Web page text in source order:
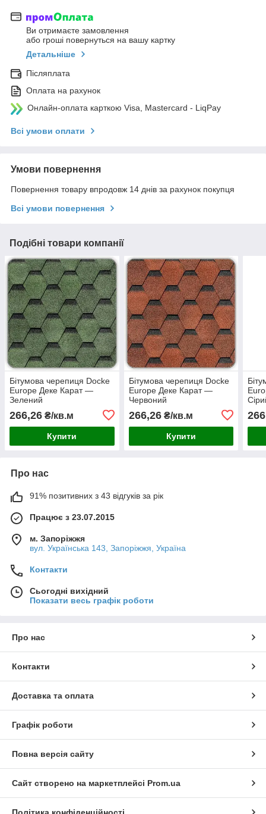
Ви отримаєте замовлення
або гроші повернуться на вашу картку
Детальніше
Післяплата
Оплата на рахунок
Онлайн-оплата карткою Visa, Mastercard - LiqPay
Всі умови оплати
Умови повернення
Повернення товару впродовж 14 днів за рахунок покупця
Всі умови повернення
Подібні товари компанії
Бітумова черепиця Docke
Europe Деке Карат —
Зелений
266,26 ₴/кв.м
Купити
Бітумова черепиця Docke
Europe Деке Карат —
Червоний
266,26₴/кв.м
Купити
Про нас
91% позитивних з 43 відгуків за рік
Працює з 23.07.2015
м. Запоріжжя
вул. Українська 143, Запоріжжя, Україна
Контакти
Сьогодні вихідний
Показати весь графік роботи
Про нас
Контакти
Доставка та оплата
Графік роботи
Повна версія сайту
Сайт створено на маркетплейсі Prom.ua
Політика конфіденційності